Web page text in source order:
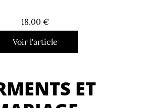
18,00 €
Voir l'article
ET